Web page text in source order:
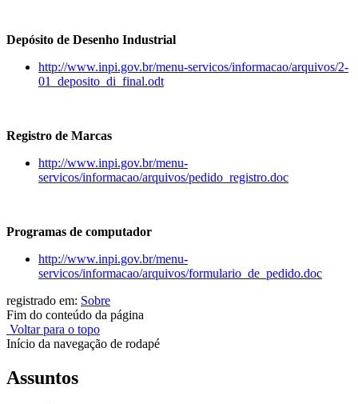
Depósito de Desenho Industrial
http://www.inpi.gov.br/menu-servicos/informacao/arquivos/2-
01_deposito_di_final.odt
Registro de Marcas
http://www.inpi.gov.br/menu-
servicos/informacao/arquivos/pedido_registro.doc
Programas de computador
http://www.inpi.gov.br/menu-
servicos/informacao/arquivos/formulario_de_pedido.doc
registrado em: Sobre
Fim do conteúdo da página
Voltar para o topo
Início da navegação de rodapé
Assuntos